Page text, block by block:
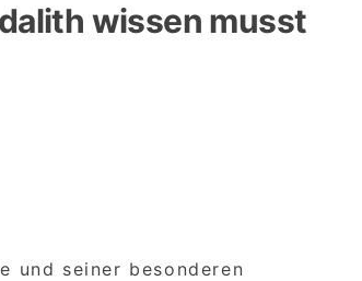
wissen musst
und seiner besonderen